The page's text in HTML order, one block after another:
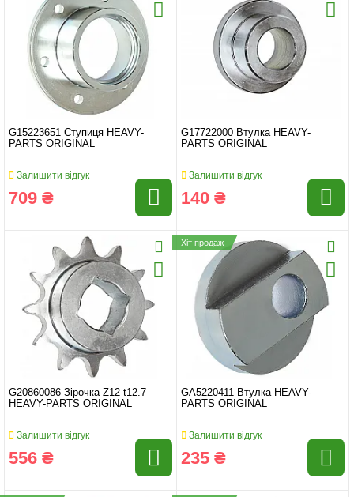
G15223651 Ступиця HEAVY-
PARTS ORIGINAL
Залишити відгук
709 ₴
G17722000 Втулка HEAVY-
PARTS ORIGINAL
Залишити відгук
140 ₴
G20860086 Зірочка Z12 t12.7
HEAVY-PARTS ORIGINAL
Залишити відгук
556 ₴
Хіт продаж
GA5220411 Втулка HEAVY-
PARTS ORIGINAL
Залишити відгук
235 ₴